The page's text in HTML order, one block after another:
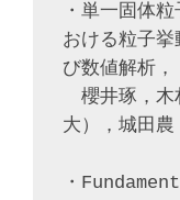
・単一固体
おける粒子
び数値解析，
櫻井琢，木
大），城田農
・